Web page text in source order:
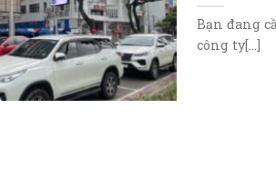
Bạn đang
công ty[...]